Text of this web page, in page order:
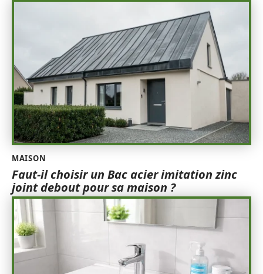
MAISON
Faut-il choisir un Bac acier imitation zinc
joint debout pour sa maison ?